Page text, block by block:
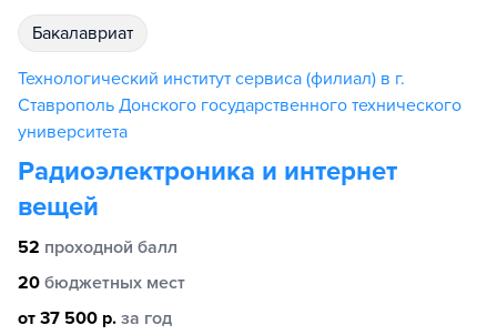
бакалавриат
Технологический институт сервиса (филиал) в г.
Ставрополь Донского государственного технического
университета
Радиоэлектроника и интернет
вещей
52 проходной балл
20 бюджетных мест
от 37 500 р. за год